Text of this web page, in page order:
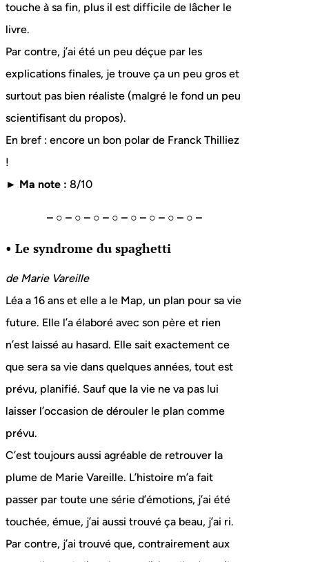
touche à sa fin, plus il est difficile de lâcher le
livre.
Par contre, j’ai été un peu déçue par les
explications finales, je trouve ça un peu gros et
surtout pas bien réaliste (malgré le fond un peu
scientifisant du propos).
En bref : encore un bon polar de Franck Thilliez
!
► Ma note : 8/10
– ○ – ○ – ○ – ○ – ○ – ○ – ○ – ○ –
• Le syndrome du spaghetti
de Marie Vareille
Léa a 16 ans et elle a le Map, un plan pour sa vie
future. Elle l’a élaboré avec son père et rien
n’est laissé au hasard. Elle sait exactement ce
que sera sa vie dans quelques années, tout est
prévu, planifié. Sauf que la vie ne va pas lui
laisser l’occasion de dérouler le plan comme
prévu.
C’est toujours aussi agréable de retrouver la
plume de Marie Vareille. L’histoire m’a fait
passer par toute une série d’émotions, j’ai été
touchée, émue, j’ai aussi trouvé ça beau, j’ai ri.
Par contre, j’ai trouvé que, contrairement aux